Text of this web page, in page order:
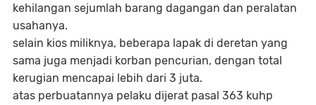
kehilangan sejumlah barang dagangan dan peralatan
usahanya.
selain kios miliknya, beberapa lapak di deretan yang
sama juga menjadi korban pencurian, dengan total
kerugian mencapai lebih dari 3 juta.
atas perbuatannya pelaku dijerat pasal 363 kuhp